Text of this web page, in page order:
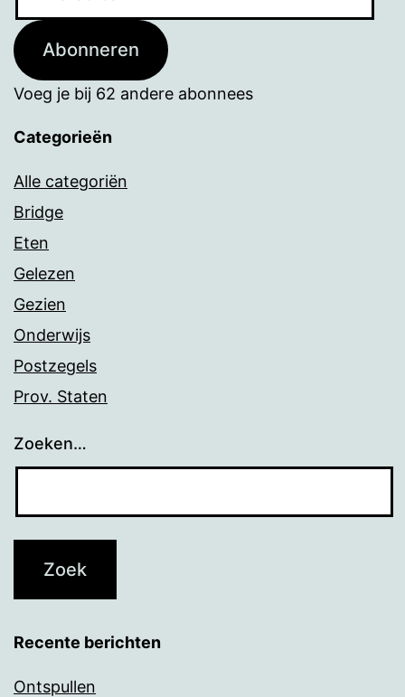
Abonneren
Voeg je bij 62 andere abonnees
Categorieën
Alle categoriën
Bridge
Eten
Gelezen
Gezien
Onderwijs
Postzegels
Prov. Staten
Zoeken…
Recente berichten
Ontspullen